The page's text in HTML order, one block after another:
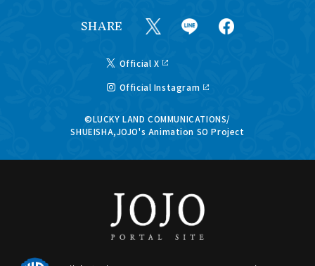
Official X
Official Instagram
SHARE
©LUCKY LAND COMMUNICATIONS/
SHUEISHA,JOJO's Animation SO Project